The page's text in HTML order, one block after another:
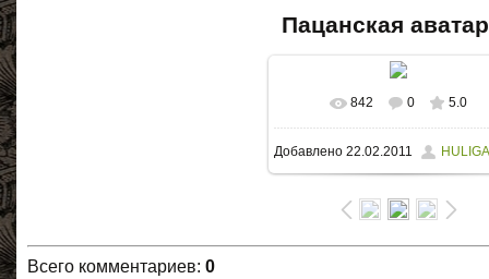
Пацанская
842 0 5.0
Добавлено 22.02.2011
Всего комментариев: 0